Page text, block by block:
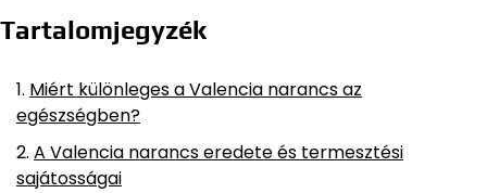
Tartalomjegyzék
Miért különleges a Valencia narancs az
egészségben?
A Valencia narancs eredete és termesztési
sajátosságai